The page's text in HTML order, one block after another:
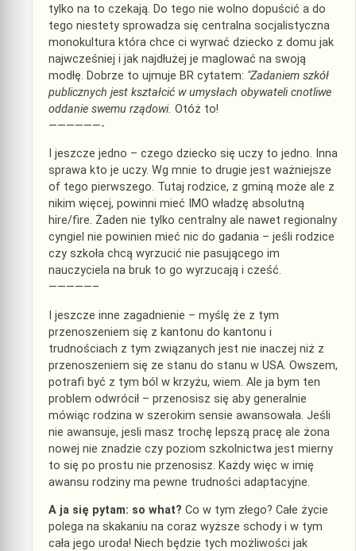
tylko na to czekają. Do tego nie wolno dopuścić a do
tego niestety sprowadza się centralna socjalistyczna
monokultura która chce ci wyrwać dziecko z domu jak
najwcześniej i jak najdłużej je maglować na swoją
modłę. Dobrze to ujmuje BR cytatem: "Zadaniem szkół
publicznych jest kształcić w umysłach obywateli cnotliwe
oddanie swemu rządowi. Otóż to!
——————-
I jeszcze jedno – czego dziecko się uczy to jedno. Inna
sprawa kto je uczy. Wg mnie to drugie jest ważniejsze
of tego pierwszego. Tutaj rodzice, z gminą może ale z
nikim więcej, powinni mieć IMO władzę absolutną
hire/fire. Żaden nie tylko centralny ale nawet regionalny
cyngiel nie powinien mieć nic do gadania – jeśli rodzice
czy szkoła chcą wyrzucić nie pasującego im
nauczyciela na bruk to go wyrzucają i cześć.
—————–
I jeszcze inne zagadnienie – myślę że z tym
przenoszeniem się z kantonu do kantonu i
trudnościach z tym związanych jest nie inaczej niż z
przenoszeniem się ze stanu do stanu w USA. Owszem,
potrafi być z tym ból w krzyżu, wiem. Ale ja bym ten
problem odwrócił – przenosisz się aby generalnie
mówiąc rodzina w szerokim sensie awansowała. Jeśli
nie awansuje, jesli masz trochę lepszą pracę ale żona
nowej nie znadzie czy poziom szkolnictwa jest mierny
to się po prostu nie przenosisz. Każdy więc w imię
awansu rodziny ma pewne trudności adaptacyjne.
A ja się pytam: so what? Co w tym złego? Całe życie
polega na skakaniu na coraz wyższe schody i w tym
cała jego uroda! Niech będzie tych możliwości jak